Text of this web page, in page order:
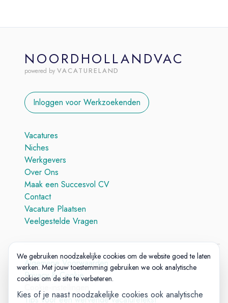
NOORDHOLLANDVAC
powered by VACATURELAND
Inloggen voor Werkzoekenden
Vacatures
Niches
Werkgevers
Over Ons
Maak een Succesvol CV
Contact
Vacature Plaatsen
Veelgestelde Vragen
Algemene Voorwaarden
Privacy & Cookie
Tips voor een wervende vacaturetekst
We gebruiken noodzakelijke cookies om de website goed te laten
werken. Met jouw toestemming gebruiken we ook analytische
cookies om de site te verbeteren.
Kies of je naast noodzakelijke cookies ook analytische